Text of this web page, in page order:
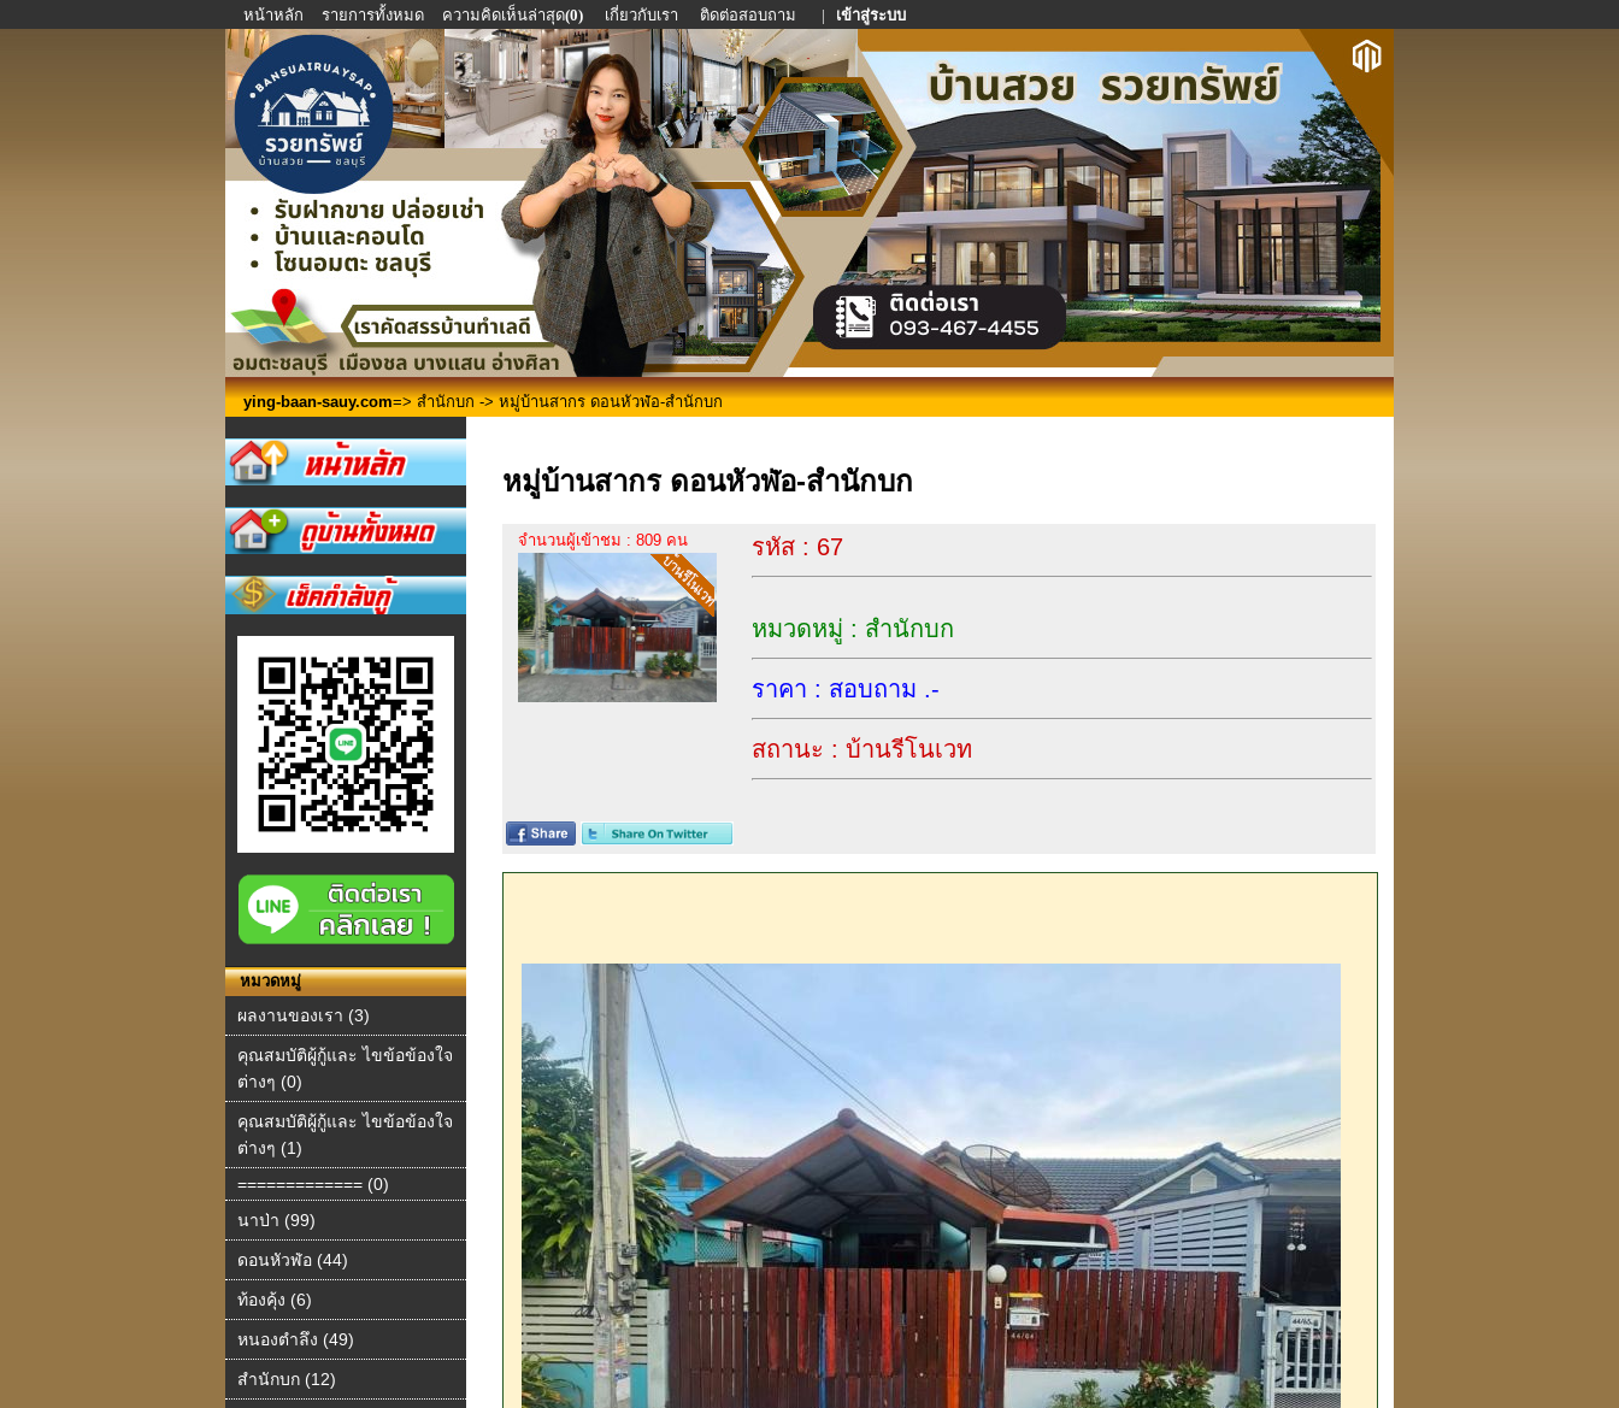
หน้าหลัก รายการทั้งหมด ความคิดเห็นล่าสุด(0) เกี่ยวกับเรา ติดต่อสอบถาม | เข้าสู่ระบบ
ying-baan-sauy.com=> สำนักบก -> หมู่บ้านสากร ดอนหัวฬ่อ-สำนักบก
หมวดหมู่
ผลงานของเรา (3)
คุณสมบัติผู้กู้และ ไขข้อข้องใจ
ต่างๆ (0)
คุณสมบัติผู้กู้และ ไขข้อข้องใจ
ต่างๆ (1)
============= (0)
นาป่า (99)
ดอนหัวฬ่อ (44)
ท้องคุ้ง (6)
หนองตำลึง (49)
สำนักบก (12)
หมู่บ้านสากร ดอนหัวฬ่อ-สำนักบก
จำนวนผู้เข้าชม : 809 คน รหัส : 67
หมวดหมู่ : สำนักบก
ราคา : สอบถาม .-
สถานะ : บ้านรีโนเวท